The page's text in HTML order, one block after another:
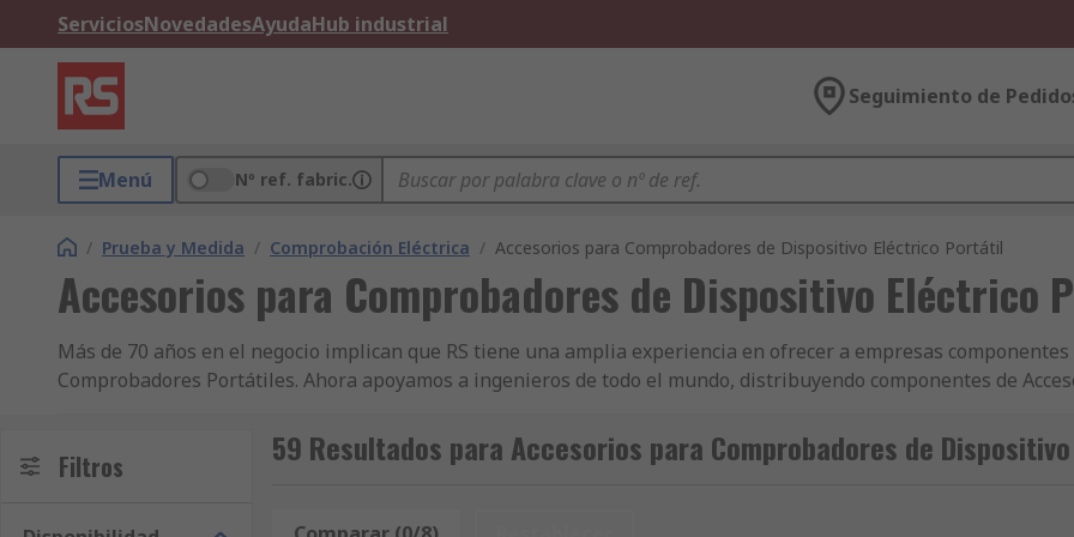
ServiciosNovedadesAyudaHub industrial
Seguimiento de
Menú Nº ref. fabric.
/ Prueba y Medida / Comprobación Eléctrica / Accesorios para Comprobadores de Dispositivo Eléctrico Portátil
Accesorios para Comprobadores de Dispositivo Eléctrico
Más de 70 años en el negocio implican que RS tiene una amplia experiencia en ofrecer a empresas
Comprobadores Portátiles. Ahora apoyamos a ingenieros de todo el mundo, distribuyendo componentes de
productos y excelente servicio al cliente ya sea Juegos de Comprobadores Portátiles o Comprobadores
IT, Prueba y Medida, Seguridad e Higiene, todos nuestros productos de Accesorios para Comprobadores
posible nos aseguraremos de que su producto de Accesorios para Comprobadores Portátiles llegará en 24/48 h.
Filtros 59 Resultados para Accesorios para Comprobadores de